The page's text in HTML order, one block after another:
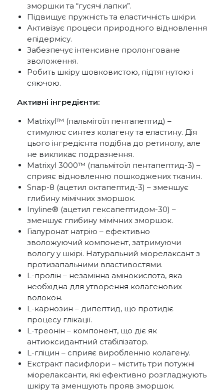
зморшки та “гусячі лапки”.
Підвищує пружність та еластичність шкіри.
Активізує процеси природного відновлення
епідермісу.
Забезпечує інтенсивне пролонговане
зволоження.
Робить шкіру шовковистою, підтягнутою і
сяючою.
Активні інгредієнти:
Matrixyl™ (пальмітоїл пентапептид) –
стимулює синтез колагену та еластину. Дія
цього інгредієнта подібна до ретинолу, але
не викликає подразнення.
Matrixyl 3000™ (пальмітоїл пентапептид-3) –
сприяє відновленню пошкоджених тканин.
Snap-8 (ацетил октапептид-3) – зменшує
глибину мімічних зморшок.
Inyline® (ацетил гексапептидом-30) –
зменшує глибину мімічних зморшок.
Гіалуронат натрію – ефективно
зволожуючий компонент, затримуючи
вологу у шкірі. Натуральний міорелаксант з
протизапальними властивостями.
L-пролін – незамінна амінокислота, яка
необхідна для утворення колагенових
волокон.
L-карнозин – дипептид, що протидіє
процесу глікації.
L-треонін – компонент, що діє як
антиоксидантний стабілізатор.
L-гліцин – сприяє виробленню колагену.
Екстракт пасифлори – містить три потужні
міорелаксанти, які ефективно розгладжують
шкіру та зменшують прояв зморшок.